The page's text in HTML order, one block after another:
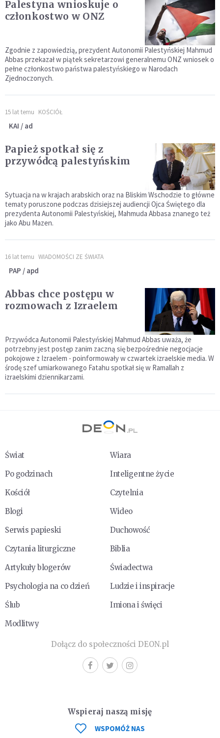
Palestyna wnioskuje o
członkostwo w ONZ
Zgodnie z zapowiedzią, prezydent Autonomii Palestyńskiej Mahmud
Abbas przekazał w piątek sekretarzowi generalnemu ONZ wniosek o
pełne członkostwo państwa palestyńskiego w Narodach
Zjednoczonych.
15 lat temu KOŚCIÓŁ
KAI / ad
Papież spotkał się z
przywódcą palestyńskim
Sytuacja na w krajach arabskich oraz na Bliskim Wschodzie to główne
tematy poruszone podczas dzisiejszej audiencji Ojca Świętego dla
prezydenta Autonomii Palestyńskiej, Mahmuda Abbasa znanego też
jako Abu Mazen.
16 lat temu WIADOMOŚCI ZE ŚWIATA
PAP / apd
Abbas chce postępu w
rozmowach z Izraelem
Przywódca Autonomii Palestyńskiej Mahmud Abbas uważa, że
potrzebny jest postęp zanim zaczną się bezpośrednie negocjacje
pokojowe z Izraelem - poinformowały w czwartek izraelskie media. W
środę szef umiarkowanego Fatahu spotkał się w Ramallah z
izraelskimi dziennikarzami.
Świat
Wiara
Po godzinach
Inteligentne życie
Kościół
Czytelnia
Blogi
Wideo
Serwis papieski
Duchowość
Czytania liturgiczne
Biblia
Artykuły blogerów
Świadectwa
Psychologia na co dzień
Ludzie i inspiracje
Ślub
Imiona i święci
Modlitwy
Dołącz do społeczności DEON.pl
Wspieraj naszą misję
WSPOMÓŻ NAS